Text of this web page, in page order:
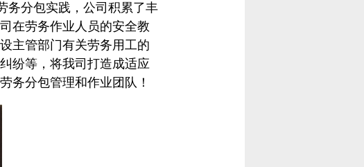
分包实践，公司积累了丰
在劳务作业人员的安全教
主管部门有关劳务用工的
纷等，将我司打造成适应
务分包管理和作业团队！